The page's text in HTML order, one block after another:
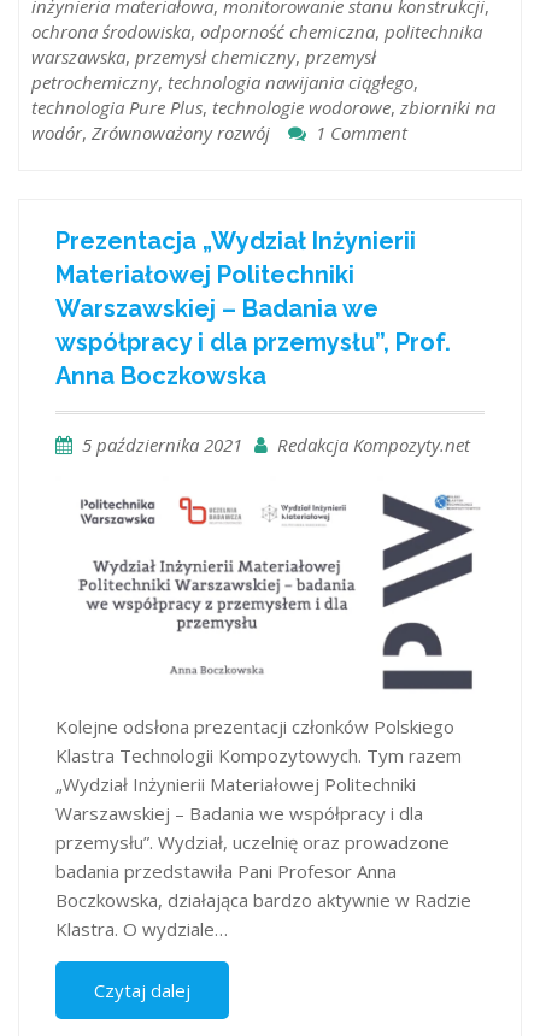
inżynieria materiałowa, monitorowanie stanu konstrukcji,
ochrona środowiska, odporność chemiczna, politechnika
warszawska, przemysł chemiczny, przemysł
petrochemiczny, technologia nawijania ciągłego,
technologia Pure Plus, technologie wodorowe, zbiorniki na
wodór, Zrównoważony rozwój 1 Comment
Prezentacja „Wydział Inżynierii
Materiałowej Politechniki
Warszawskiej – Badania we
współpracy i dla przemysłu”, Prof.
Anna Boczkowska
5 października 2021 Redakcja Kompozyty.net
Kolejne odsłona prezentacji członków Polskiego
Klastra Technologii Kompozytowych. Tym razem
„Wydział Inżynierii Materiałowej Politechniki
Warszawskiej – Badania we współpracy i dla
przemysłu”. Wydział, uczelnię oraz prowadzone
badania przedstawiła Pani Profesor Anna
Boczkowska, działająca bardzo aktywnie w Radzie
Klastra. O wydziale…
Czytaj dalej